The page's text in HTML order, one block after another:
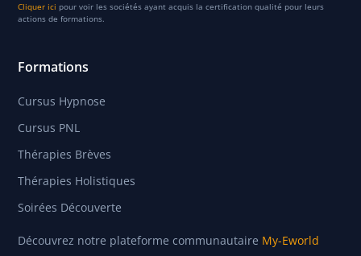
Cliquer ici pour voir les sociétés ayant acquis la certification qualité pour leurs
actions de formations.
Formations
Cursus Hypnose
Cursus PNL
Thérapies Brèves
Thérapies Holistiques
Soirées Découverte
Découvrez notre plateforme communautaire My-Eworld